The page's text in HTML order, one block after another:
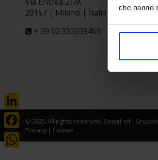
che hanno
20157 | Milano | Italia
+ 39 02.332039460
© 2025 All rights reserved. Senaf srl - Gruppo
Privacy | Cookie
LinkedIn
Facebook